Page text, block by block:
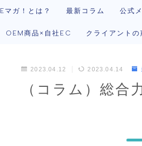
Eマガ！とは？ 最新コラム 公式
OEM商品×自社EC クライアントの
2023.04.12 2023.04.14
（コラム）総合